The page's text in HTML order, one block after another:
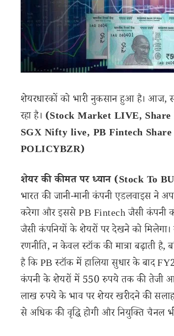
शेयरधारकों को भारी नुकसान हुआ है। आज,
रहा है। (Stock Market LIVE,
SGX Nifty live, PB Fintech
POLICYBZR)
शेयर की कीमत पर ध्यान (Stock To
भारत की जानी-मानी कंपनी एडलवाइस ने
करेगा और इससे PB Fintech जैसी कंपनी को
जैसी कंपनियों के शेयरों पर देखने को
रणनीति, न केवल स्टॉक की मात्रा बढ़ाती है,
है कि PB स्टॉक में हालिया सुधार के बाद
कंपनी के शेयरों में 550 रुपये तक की तेजी आ
लाख रुपये के भाव पर शेयर खरीदने की
से अधिक की वृद्धि होगी और नियुक्ति चैनल